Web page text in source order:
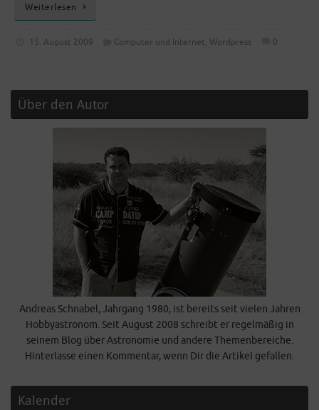
Wei­ter­le­sen
15. August 2009 Computer und Internet, Wordpress 0
Über den Autor
Andreas Schnabel, Jahrgang 1980, ist bereits seit vielen Jahren
Hobbyastronom. Seit August 2008 schreibt er regelmäßig in
seinem Blog über Astronomie und andere Themenbereiche.
Hinterlasse einen Kommentar, wenn Dir die Artikel gefallen.
Kalender